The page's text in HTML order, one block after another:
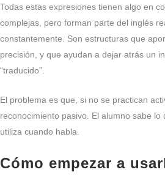
Todas estas expresiones tienen algo en
complejas, pero forman parte del inglés
constantemente. Son estructuras que
precisión, y que ayudan a dejar atrás un
“traducido”.
El problema es que, si no se practican
reconocimiento pasivo. El alumno sabe
utiliza cuando habla.
Cómo empezar a